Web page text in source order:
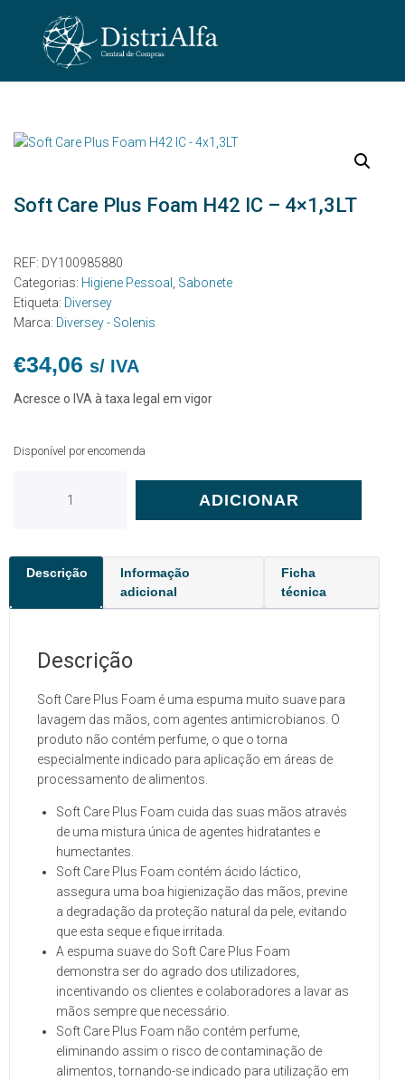
Soft Care Plus Foam H42 IC – 4×1,3LT
REF: DY100985880
Categorias: Higiene Pessoal Sabonete
Etiqueta: Diversey
Marca: Diversey - Solenis
€34,06 s/ IVA
Acresce o IVA à taxa legal em vigor
Disponível por encomenda
ADICIONAR
Descrição
Informação
adicional
Ficha
técnica
Descrição
Soft Care Plus Foam é uma espuma muito suave para
lavagem das mãos, com agentes antimicrobianos. O
produto não contém perfume, o que o torna
especialmente indicado para aplicação em áreas de
processamento de alimentos.
Soft Care Plus Foam cuida das suas mãos através
de uma mistura única de agentes hidratantes e
humectantes.
Soft Care Plus Foam contém ácido láctico,
assegura uma boa higienização das mãos, previne
a degradação da proteção natural da pele, evitando
que esta seque e fique irritada.
A espuma suave do Soft Care Plus Foam
demonstra ser do agrado dos utilizadores,
incentivando os clientes e colaboradores a lavar as
mãos sempre que necessário.
Soft Care Plus Foam não contém perfume,
eliminando assim o risco de contaminação de
alimentos, tornando-se indicado para utilização em